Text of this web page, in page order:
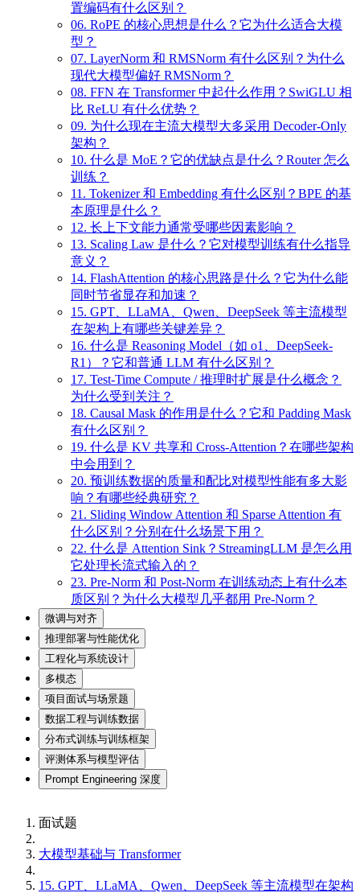
置编码有什么区别？
06. RoPE 的核心思想是什么？它为什么适合大模
型？
07. LayerNorm 和 RMSNorm 有什么区别？为什么
现代大模型偏好 RMSNorm？
08. FFN 在 Transformer 中起什么作用？SwiGLU 相
比 ReLU 有什么优势？
09. 为什么现在主流大模型大多采用 Decoder-Only
架构？
10. 什么是 MoE？它的优缺点是什么？Router 怎么
训练？
11. Tokenizer 和 Embedding 有什么区别？BPE 的基
本原理是什么？
12. 长上下文能力通常受哪些因素影响？
13. Scaling Law 是什么？它对模型训练有什么指导
意义？
14. FlashAttention 的核心思路是什么？它为什么能
同时节省显存和加速？
15. GPT、LLaMA、Qwen、DeepSeek 等主流模型
在架构上有哪些关键差异？
16. 什么是 Reasoning Model（如 o1、DeepSeek-
R1）？它和普通 LLM 有什么区别？
17. Test-Time Compute / 推理时扩展是什么概念？
为什么受到关注？
18. Causal Mask 的作用是什么？它和 Padding Mask
有什么区别？
19. 什么是 KV 共享和 Cross-Attention？在哪些架构
中会用到？
20. 预训练数据的质量和配比对模型性能有多大影
响？有哪些经典研究？
21. Sliding Window Attention 和 Sparse Attention 有
什么区别？分别在什么场景下用？
22. 什么是 Attention Sink？StreamingLLM 是怎么用
它处理长流式输入的？
23. Pre-Norm 和 Post-Norm 在训练动态上有什么本
质区别？为什么大模型几乎都用 Pre-Norm？
微调与对齐
推理部署与性能优化
工程化与系统设计
多模态
项目面试与场景题
数据工程与训练数据
分布式训练与训练框架
评测体系与模型评估
Prompt Engineering 深度
面试题
大模型基础与 Transformer
15. GPT、LLaMA、Qwen、DeepSeek 等主流模型在架构